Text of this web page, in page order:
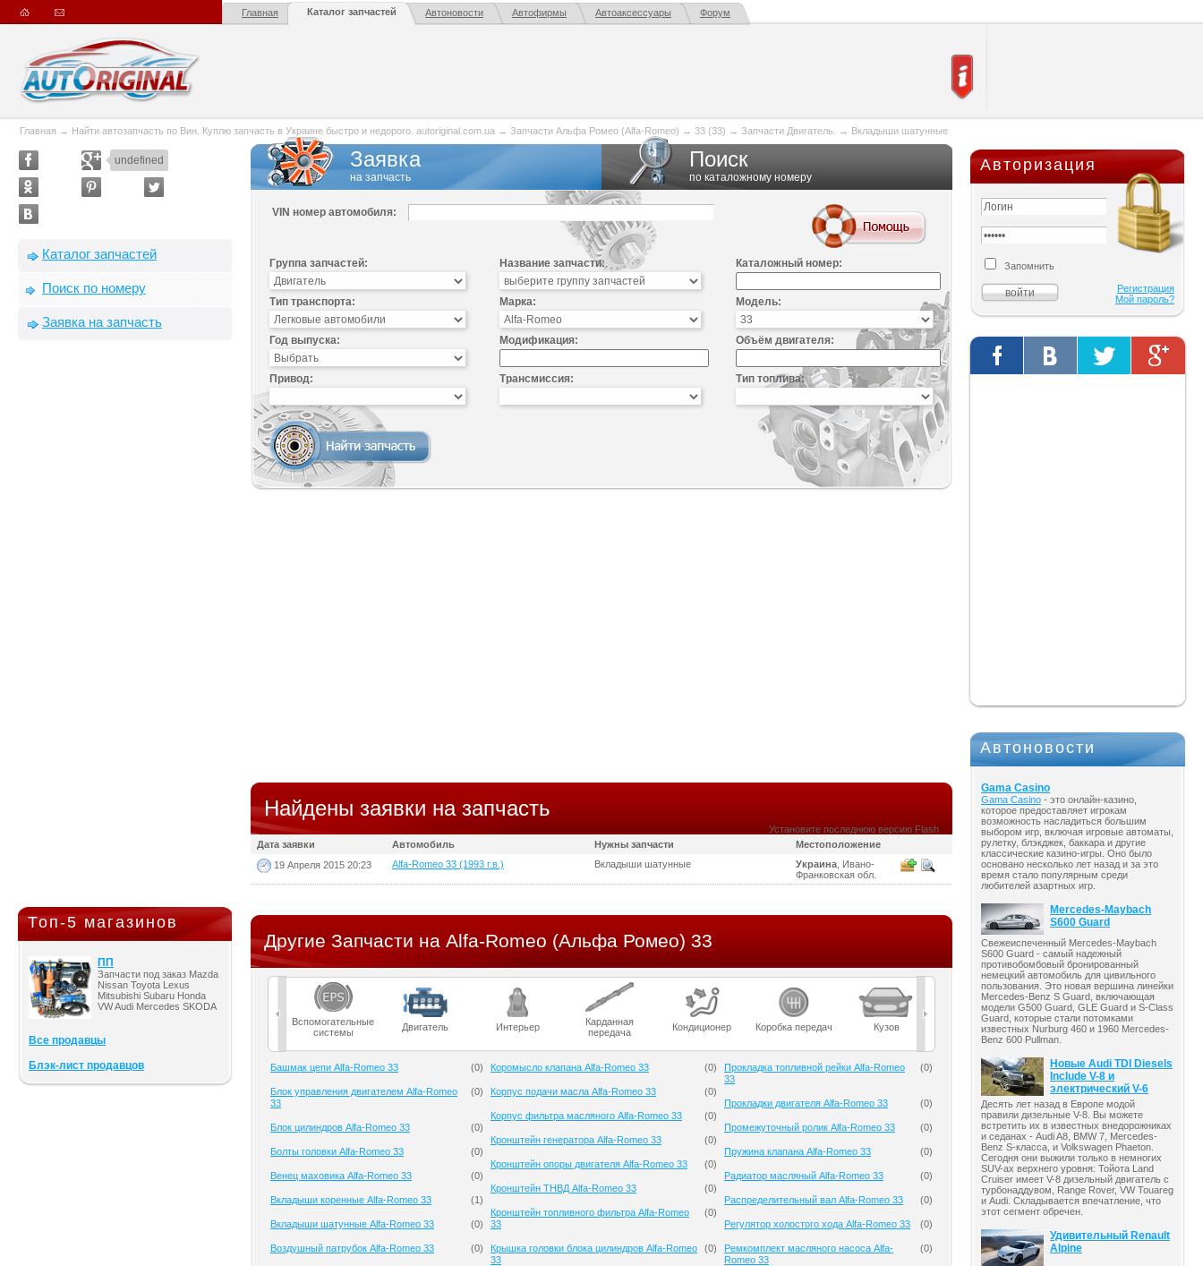
Главная Каталог запчастей Автоновости Автофирмы Автоаксессуары Форум
Главная → Найти автозапчасть по Вин. Куплю запчасть в Украине быстро и недорого. autoriginal.com.ua → Запчасти Альфа Ромео (Alfa-Romeo) → 33 (33) → Запчасти Двигатель. → Вкладыши шатунные
undefined
Каталог запчастей
Поиск по номеру
Заявка на запчасть
Топ-5 магазинов
ПП
Запчасти под заказ Mazda
Nissan Toyota Lexus
Mitsubishi Subaru Honda
VW Audi Mercedes SKODA
Все продавцы
Блэк-лист продавцов
Заявка
на запчасть
Поиск
по каталожному номеру
VIN номер автомобиля:
Группа запчастей: Название запчасти: Каталожный номер:
Тип транспорта: Марка: Модель:
Год выпуска: Модификация: Объём двигателя:
Привод: Трансмиссия: Тип топлива:
Найдены заявки на запчасть
Установите последнюю версию Flash
Дата заявки
Автомобиль Нужны запчасти
Местоположение
19 Апреля 2015 20:23
Alfa-Romeo 33 (1993 г.в.) Вкладыши шатунные Украина , Ивано-
Франковская обл.
Другие Запчасти на Alfa-Romeo (Альфа Ромео) 33
Вспомогательные
системы
Двигатель Интерьер
Карданная
передача
Кондиционер Коробка передач Кузов Масла Мост Подвеска
Башмак цепи Alfa-Romeo 33 (0)
Блок управления двигателем Alfa-Romeo
33
(0)
Блок цилиндров Alfa-Romeo 33 (0)
Болты головки Alfa-Romeo 33 (0)
Венец маховика Alfa-Romeo 33 (0)
Вкладыши коренные Alfa-Romeo 33 (1)
Вкладыши шатунные Alfa-Romeo 33 (0)
Воздушный патрубок Alfa-Romeo 33 (0)
Коромысло клапана Alfa-Romeo 33 (0)
Корпус подачи масла Alfa-Romeo 33 (0)
Корпус фильтра масляного Alfa-Romeo 33 (0)
Кронштейн генератора Alfa-Romeo 33 (0)
Кронштейн опоры двигателя Alfa-Romeo 33 (0)
Кронштейн ТНВД Alfa-Romeo 33 (0)
Кронштейн топливного фильтра Alfa-Romeo
33
(0)
Крышка головки блока цилиндров Alfa-Romeo
33
(0)
Прокладка топливной рейки Alfa-Romeo
33
(0)
Прокладки двигателя Alfa-Romeo 33 (0)
Промежуточный ролик Alfa-Romeo 33 (0)
Пружина клапана Alfa-Romeo 33 (0)
Радиатор масляный Alfa-Romeo 33 (0)
Распределительный вал Alfa-Romeo 33 (0)
Регулятор холостого хода Alfa-Romeo 33 (0)
Ремкомплект масляного насоса Alfa-
Romeo 33
(0)
Авторизация
Запомнить
Регистрация
Мой пароль?
Автоновости
Gama Casino
Gama Casino - это онлайн-казино,
которое предоставляет игрокам
возможность насладиться большим
выбором игр, включая игровые автоматы,
рулетку, блэкджек, баккара и другие
классические казино-игры. Оно было
основано несколько лет назад и за это
время стало популярным среди
любителей азартных игр.
Mercedes-Maybach
S600 Guard
Свежеиспеченный Mercedes-Maybach
S600 Guard - самый надежный
противобомбовый бронированный
немецкий автомобиль для цивильного
пользования. Это новая вершина линейки
Mercedes-Benz S Guard, включающая
модели G500 Guard, GLE Guard и S-Class
Guard, которые стали потомками
известных Nurburg 460 и 1960 Mercedes-
Benz 600 Pullman.
Новые Audi TDI Diesels
Include V-8 и
электрический V-6
Десять лет назад в Европе модой
правили дизельные V-8. Вы можете
встретить их в известных внедорожниках
и седанах - Audi A8, BMW 7, Mercedes-
Benz S-класса, и Volkswagen Phaeton.
Сегодня они выжили только в немногих
SUV-ах верхнего уровня: Тойота Land
Cruiser имеет V-8 дизельный двигатель с
турбонаддувом, Range Rover, VW Touareg
и Audi. Складывается впечатление, что
этот сегмент обречен.
Удивительный Renault
Alpine